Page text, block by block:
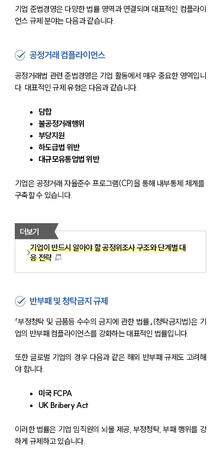
기업 준법경영은 다양한 법률 영역과 연결되며 대표적인 컴플라이
언스 규제 분야는 다음과 같습니다.
공정거래 컴플라이언스
공정거래법 관련 준법경영은 기업 활동에서 매우 중요한 영역입니
다. 대표적인 규제 유형은 다음과 같습니다.
담합
불공정거래행위
부당지원
하도급법 위반
대규모유통업법 위반
기업은 공정거래 자율준수 프로그램(CP)을 통해 내부통제 체계를
구축할 수 있습니다.
더보기
기업이 반드시 알아야 할 공정위조사 구조와 단계별 대
응 전략
반부패 및 청탁금지 규제
「부정청탁 및 금품등 수수의 금지에 관한 법률」(청탁금지법)은 기
업의 반부패 컴플라이언스를 강화하는 대표적인 법률입니다.
또한 글로벌 기업의 경우 다음과 같은 해외 반부패 규제도 고려해
야 합니다.
미국 FCPA
UK Bribery Act
이러한 법률은 기업 임직원의 뇌물 제공, 부정청탁, 부패 행위를 강
하게 규제하고 있습니다.